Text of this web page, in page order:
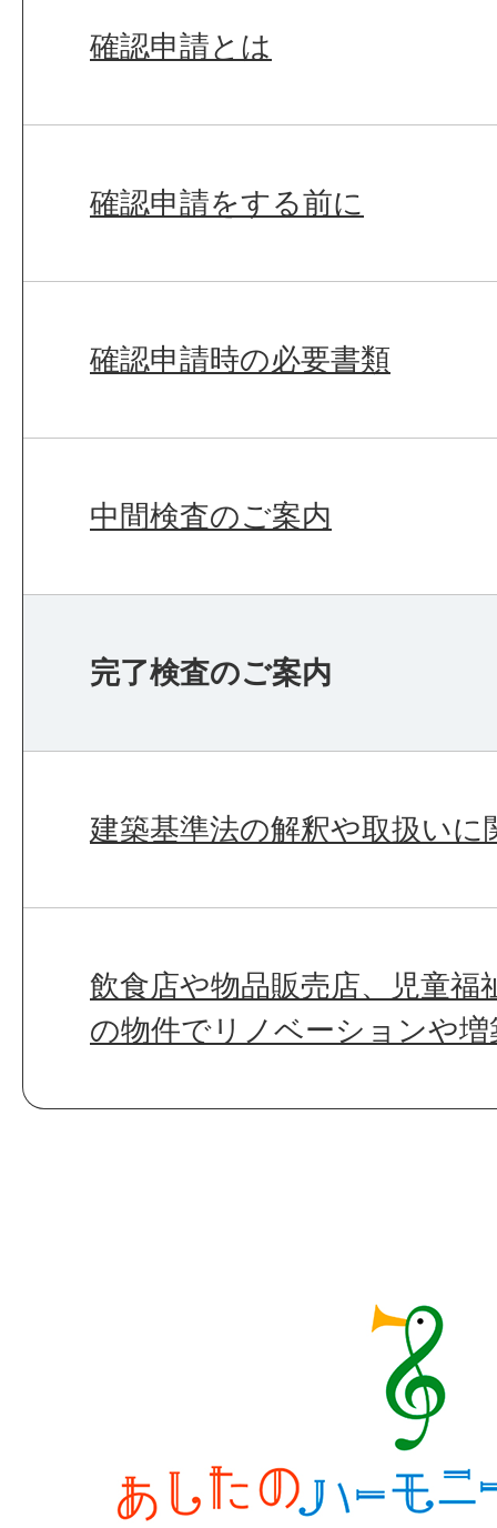
確認申請とは
確認申請をする前に
確認申請時の必要書類
中間検査のご案内
完了検査のご案内
建築基準法の解釈や取扱いに
飲食店や物品販売店、児童福
の物件でリノベーションや